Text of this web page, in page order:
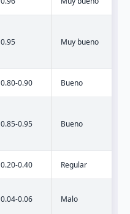
0.95 Muy bueno
0.80-0.90 Bueno
0.85-0.95 Bueno
0.20-0.40 Regular
0.04-0.06 Malo